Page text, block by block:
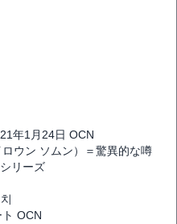
年1月24日 OCN
ウン ソムン）＝驚異的な噂
リーズ
OCN